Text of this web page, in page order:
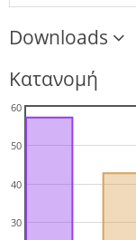
Downloads
Κατανομή
30
40
50
60